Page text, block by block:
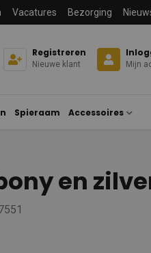
Vacatures Bezorging
Registreren
Nieuwe klant Mijn
Spieraam Accessoires
en